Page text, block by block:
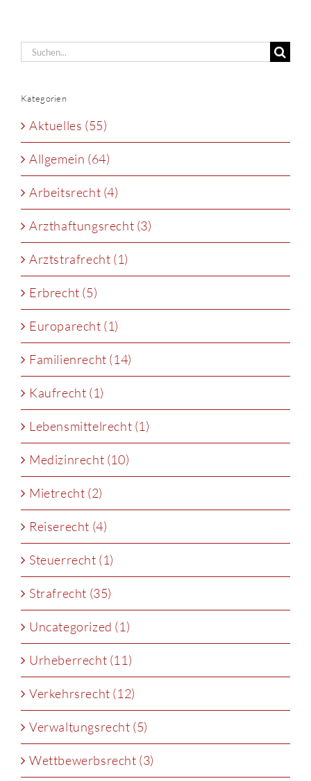
Suche
Kategorien
Aktuelles (55)
Allgemein (64)
Arbeitsrecht (4)
Arzthaftungsrecht (3)
Arztstrafrecht (1)
Erbrecht (5)
Europarecht (1)
Familienrecht (14)
Kaufrecht (1)
Lebensmittelrecht (1)
Medizinrecht (10)
Mietrecht (2)
Reiserecht (4)
Steuerrecht (1)
Strafrecht (35)
Uncategorized (1)
Urheberrecht (11)
Verkehrsrecht (12)
Verwaltungsrecht (5)
Wettbewerbsrecht (3)